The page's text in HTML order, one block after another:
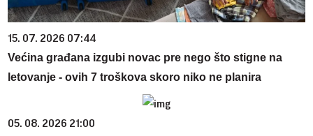
15. 07. 2026 07:44
Većina građana izgubi novac pre nego što stigne na
letovanje - ovih 7 troškova skoro niko ne planira
05. 08. 2026 21:00